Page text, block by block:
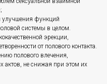
улучшения функций
системы в целом.
эрекции,
от полового контакта.
полового влечения,
актов, не снижая при этом их